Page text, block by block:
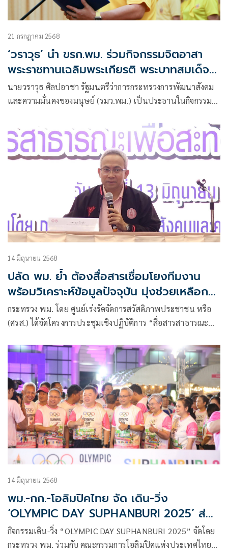
21 กรกฎาคม 2568
‘วราวุธ’ นำ ขรก.พม. ร่วมกิจกรรมจิตอาสา
พระราชทานเฉลิมพระเกียรติ พระบาทสมเด็จ
พระเจ้าอยู่หัว พร้อม เปิดระบบประปาบาดาล-
พลังงานแสงอาทิตย์ ศูนย์ผู้สูงอายุปทุมธานี
นายวราวุธ ศิลปอาชา รัฐมนตรีว่าการกระทรวงการพัฒนาสังคม
และความมั่นคงของมนุษย์ (รมว.พม.) เป็นประธานในกิจกรรม
พระชนมพรรษาพระบาทสมเด็จพระปรเมนทรรามาธิบดีศรีสิน
ทร มหาวชิราลงกรณ พระวชิรเกล้าเจ้าอยู่หัว 28 กรกฎาคม 2568
พร้อมทั้งเป็นประธานเปิดโครงการอันเนื่องมาจากพระราชดำริ
ระบบประปาบาดาล ระบบสูบน้ำบาดาล ด้วยพลังงานแสงอาทิตย์
ของศูนย์พัฒนาการจัดสวัสดิการสังคมผู้สูงอายุจังหวัดปทุมธานี
14 มิถุนายน 2568
ปลัด พม. ย้ำ ต้องสื่อสารเชื่อมโยงทีมงาน
พร้อมวิเคราะห์ข้อมูลปัจจุบัน มุ่งช่วยเหลือก
ลุ่มเปราะบางได้ทันท่วงที
กระทรวง พม. โดย ศูนย์เร่งรัดจัดการสวัสดิภาพประชาชน หรือ
(ศรส.) ได้จัดโครงการประชุมเชิงปฏิบัติการ “สื่อสารสาธารณะ
14 มิถุนายน 2568
พม.-กก.-โอลิมปิคไทย จัด เดิน-วิ่ง
‘OLYMPIC DAY SUPHANBURI 2025’ ส่ง
เสริมทุกเพศทุกวัย ออกกำลังกาย ฉลองวัน
โอลิมปิกสากล
กิจกรรมเดิน-วิ่ง “OLYMPIC DAY SUPHANBURI 2025” จัดโดย
กระทรวง พม. ร่วมกับ คณะกรรมการโอลิมปิคแห่งประเทศไทย